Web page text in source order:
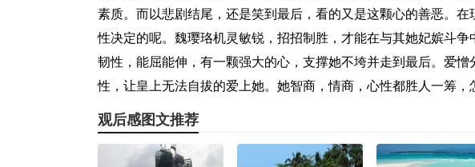
素质。而以悲剧结尾，还是笑到最后，看的又是这颗心的善恶。
性决定的呢。魏璎珞机灵敏锐，招招制胜，才能在与其她妃嫔斗
韧性，能屈能伸，有一颗强大的心，支撑她不垮并走到最后。爱
性，让皇上无法自拔的爱上她。她智商，情商，心性都胜人一筹，
观后感图文推荐